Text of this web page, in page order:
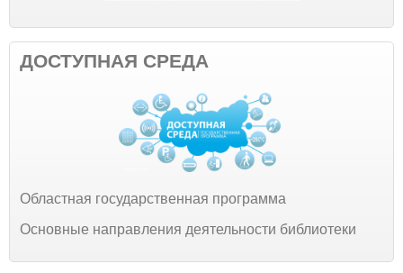
ДОСТУПНАЯ СРЕДА
Областная государственная программа
Основные направления деятельности библиотеки